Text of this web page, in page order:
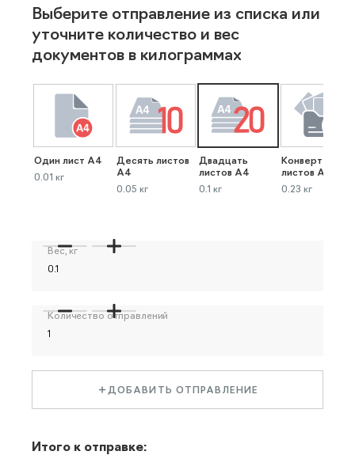
Выберите отправление из списка или
уточните количество и вес
документов в килограммах
Один лист А4
0.01 кг
Десять листов
А4
0.05 кг
Двадцать
листов А4
0.1 кг
Конверт до 40
листов А4
0.23 кг
Вес, кг
Количество отправлений
ДОБАВИТЬ ОТПРАВЛЕНИЕ
Итого к отправке: